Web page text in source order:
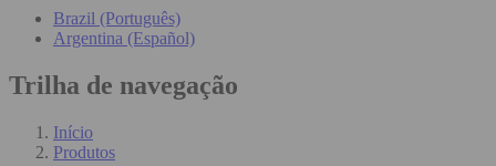
Brazil (Português)
Argentina (Español)
Trilha de navegação
Início
Produtos